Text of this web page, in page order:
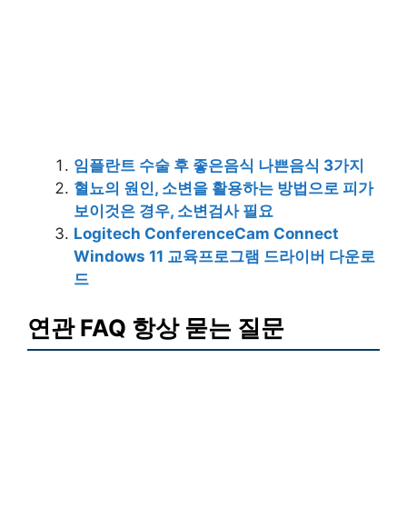
임플란트 수술 후 좋은음식 나쁜음식 3가지
혈뇨의 원인, 소변을 활용하는 방법으로 피가
보이것은 경우, 소변검사 필요
Logitech ConferenceCam Connect
Windows 11 교육프로그램 드라이버 다운로
드
연관 FAQ 항상 묻는 질문